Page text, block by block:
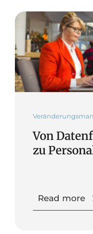
Von
zu
Read more